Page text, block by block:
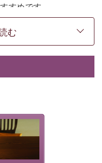
すめです。
みください。
能な上、 安心安全にご
す。
---
ス（事前予約制）
む
加される
プランを
。